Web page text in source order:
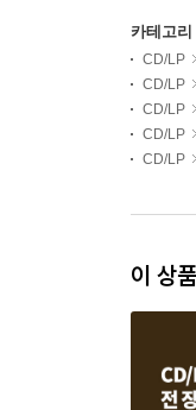
카테고리
CD/LP
CD/LP
CD/LP
CD/LP
CD/LP
이 상